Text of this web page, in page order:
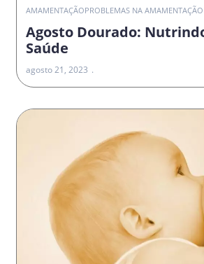
AMAMENTAÇÃOPROBLEMAS NA AMAMENTAÇÃO
Agosto Dourado:
Saúde
agosto 21, 2023